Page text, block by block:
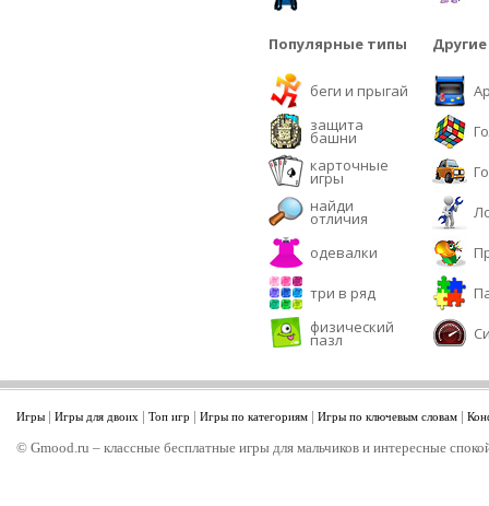
Популярные типы
беги и прыгай
защита
башни
карточные
игры
найди
отличия
одевалки
три в ряд
физический
пазл
Игры | Игры для двоих | Топ игр | Игры по категориям | Игры по ключевым словам |
© Gmood.ru – классные бесплатные игры для мальчиков и интересные